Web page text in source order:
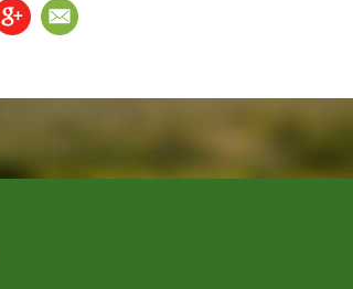
GP EM